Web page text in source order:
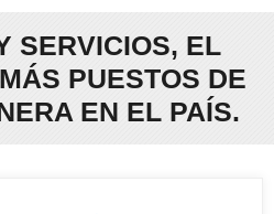
SERVICIOS, EL
PUESTOS DE
EN EL PAÍS.